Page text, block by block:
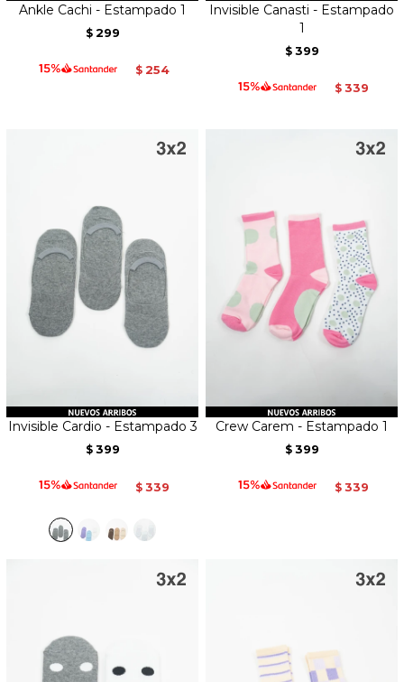
Ankle Cachi - Estampado 1
$ 299
$ 254
Invisible Canasti - Estampado
1
$ 399
$ 339
Invisible Cardio - Estampado 3
$ 399
$ 339
Crew Carem - Estampado 1
$ 399
$ 339